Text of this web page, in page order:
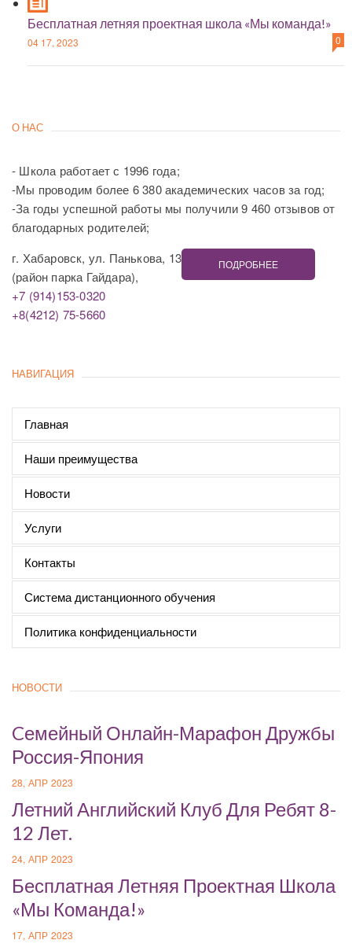
Бесплатная летняя проектная школа «Мы команда!»
04 17, 2023 0
О НАС
- Школа работает с 1996 года;
-Мы проводим более 6 380 академических часов за год;
-За годы успешной работы мы получили 9 460 отзывов от
благодарных родителей;
г. Хабаровск, ул. Панькова, 13
(район парка Гайдара),
+7 (914)153-0320
+8(4212) 75-5660
ПОДРОБНЕЕ
НАВИГАЦИЯ
Главная
Наши преимущества
Новости
Услуги
Контакты
Система дистанционного обучения
Политика конфиденциальности
НОВОСТИ
Cемейный Онлайн-Марафон Дружбы
Россия-Япония
28, АПР 2023
Летний Английский Клуб Для Ребят 8-
12 Лет.
24, АПР 2023
Бесплатная Летняя Проектная Школа
«Мы Команда!»
17, АПР 2023